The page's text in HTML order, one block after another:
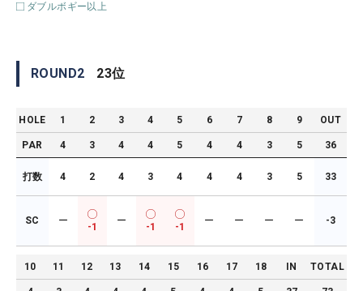
ダブルボギー以上
ROUND2 23位
HOLE 1 2 3 4 5 6 7 8 9 OUT
PAR 4 3 4 4 5 4 4 3 5 36
打数 4 2 4 3 4 4 4 3 5 33
SC ー
-1
ー
-1 -1
ー ー ー ー -3
10 11 12 13 14 15 16 17 18 IN TOTAL